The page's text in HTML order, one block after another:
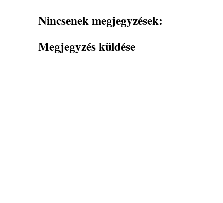
Nincsenek megjegyzések:
Megjegyzés küldése